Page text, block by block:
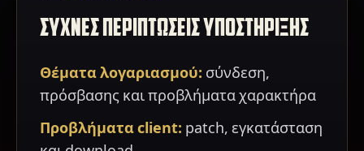
ΣΥΧΝΕΣ ΠΕΡΙΠΤΩΣΕΙΣ ΥΠΟΣΤΗΡΙΞΗΣ
Θέματα λογαριασμού: σύνδεση,
πρόσβασης και προβλήματα χαρακτήρα
Προβλήματα client: patch, εγκατάσταση